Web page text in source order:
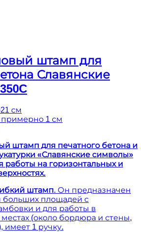
штамп для
Славянские
см
примерно 1 см
штамп для печатного бетона и
«Славянские символы»
работы на горизонтальных и
штамп. Он предназначен
больших площадей с
и для работы в
(около бордюра и стены,
имеет 1 ручку.